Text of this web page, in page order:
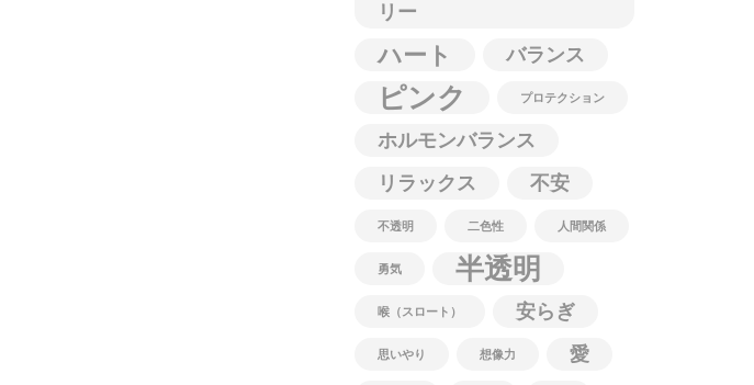
リー
ハート バランス
ピンク プロテクション
ホルモンバランス
リラックス 不安
不透明 二色性 人間関係
勇気 半透明
喉（スロート） 安らぎ
思いやり 想像力 愛